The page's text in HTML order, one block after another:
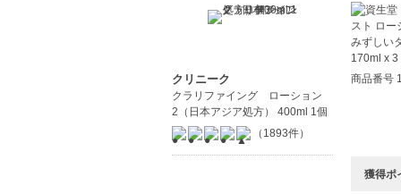
商品番号
獲得ポ
クリニーク
クラリファイング ローション
2（日本アジア処方） 400ml 1個
（1893件）